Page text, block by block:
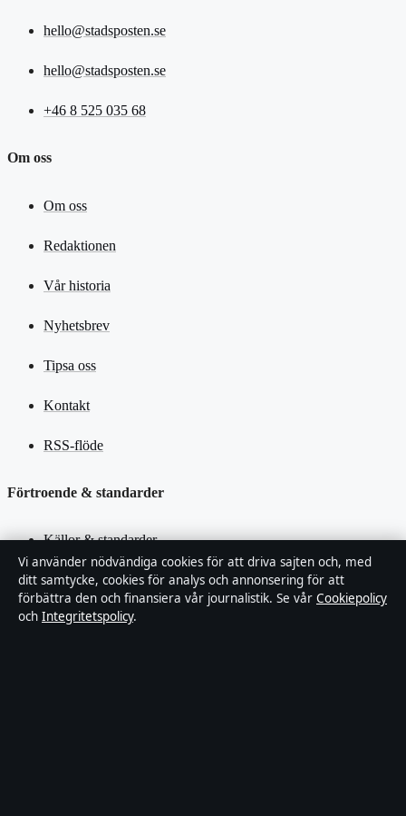
hello@stadsposten.se
hello@stadsposten.se
+46 8 525 035 68
Om oss
Om oss
Redaktionen
Vår historia
Nyhetsbrev
Tipsa oss
Kontakt
RSS-flöde
Förtroende & standarder
Källor & standarder
Redaktionell policy
Rättelsepolicy
Vi använder nödvändiga cookies för att driva sajten och, med
ditt samtycke, cookies för analys och annonsering för att
förbättra den och finansiera vår journalistik. Se vår Cookiepolicy
och Integritetspolicy.